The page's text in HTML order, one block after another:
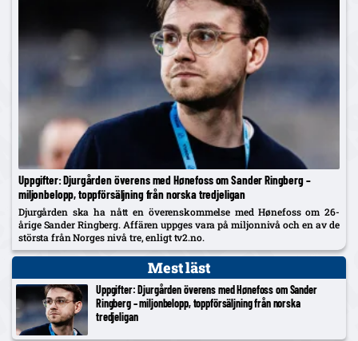
Uppgifter: Djurgården överens med Hønefoss om Sander Ringberg –
miljonbelopp, toppförsäljning från norska tredjeligan
Djurgården ska ha nått en överenskommelse med Hønefoss om 26-
årige Sander Ringberg. Affären uppges vara på miljonnivå och en av de
största från Norges nivå tre, enligt tv2.no.
Mest läst
Uppgifter: Djurgården överens med Hønefoss om Sander
Ringberg – miljonbelopp, toppförsäljning från norska
tredjeligan